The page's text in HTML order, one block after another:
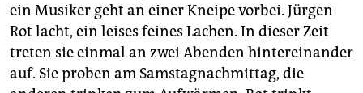
ein Musiker geht an einer Kneipe vorbei. Jürgen
Rot lacht, ein leises feines Lachen. In dieser Zeit
treten sie einmal an zwei Abenden hintereinander
auf. Sie proben am Samstagnachmittag, die